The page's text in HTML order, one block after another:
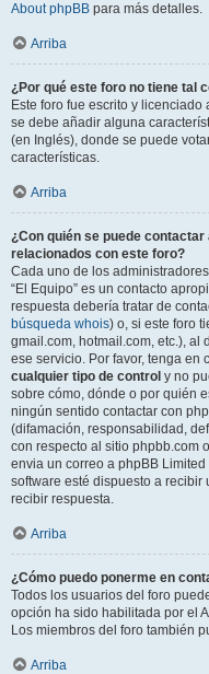
About phpBB para más detalles.
Arriba
¿Por qué este foro no tiene tal
Este foro fue escrito y
se debe añadir alguna
(en Inglés), donde se puede
características.
Arriba
¿Con quién se puede
relacionados con este foro?
Cada uno de los
“El Equipo” es un contacto
respuesta debería tratar de
búsqueda whois) o, si este foro
gmail.com, hotmail.com, etc.), al
ese servicio. Por favor, tenga en
cualquier tipo de control y no
sobre cómo, dónde o por quién
ningún sentido contactar con
(difamación, responsabilidad,
con respecto al sitio phpbb.com
envia un correo a phpBB Limited
software esté dispuesto a
recibir respuesta.
Arriba
¿Cómo puedo ponerme en
Todos los usuarios del foro
opción ha sido habilitada por el
Los miembros del foro también
Arriba